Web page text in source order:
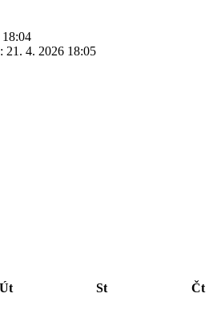
21. 4. 2026 18:05
Út St Čt